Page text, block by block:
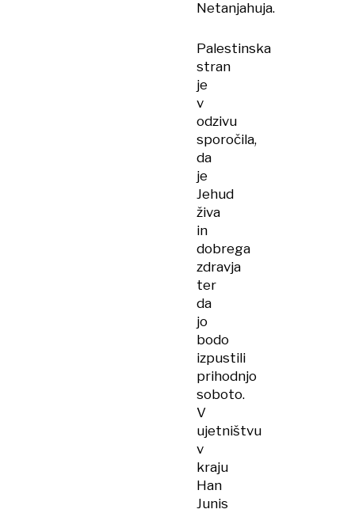
Netanjahuja.
Palestinska
stran
je
v
odzivu
sporočila,
da
je
Jehud
živa
in
dobrega
zdravja
ter
da
jo
bodo
izpustili
prihodnjo
soboto.
V
ujetništvu
v
kraju
Han
Junis